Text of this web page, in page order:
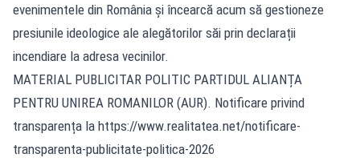
evenimentele din România și încearcă acum să gestioneze
presiunile ideologice ale alegătorilor săi prin declarații
incendiare la adresa vecinilor.
MATERIAL PUBLICITAR POLITIC PARTIDUL ALIANȚA
PENTRU UNIREA ROMANILOR (AUR). Notificare privind
transparența la https://www.realitatea.net/notificare-
transparenta-publicitate-politica-2026